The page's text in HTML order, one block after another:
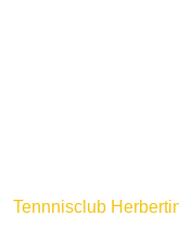
Tennnisclub